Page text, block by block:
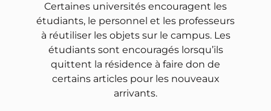
Certaines universités encouragent les
étudiants, le personnel et les professeurs
à réutiliser les objets sur le campus. Les
étudiants sont encouragés lorsqu’ils
quittent la résidence à faire don de
certains articles pour les nouveaux
arrivants.